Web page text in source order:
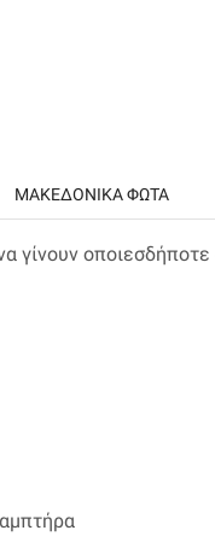
ΜΑΚΕΔΟΝΙΚΑ ΦΩΤΑ
γίνουν